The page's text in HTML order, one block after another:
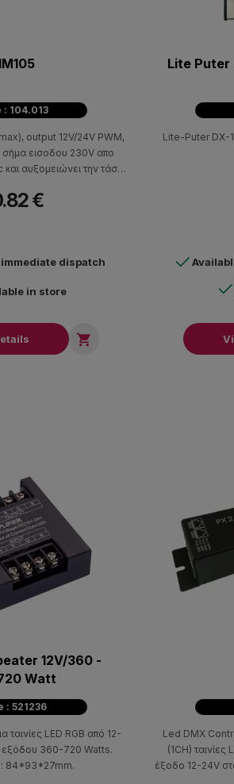
: 104.013
output 12V/24V PWM,
σήμα εισοδου 230V απο
και αυξομειώνει την τάση
κοινούς ντιμαριζόμενους
15Α.
€
dispatch
in store

Lite Puter
Lite-Puter DX-
12V/360 -
Watt
: 521236
LED RGB από 12-
εξόδου 360-720 Watts.
Διαστάσεις: 84*93*27mm.
Led DMX
(1CH) ταινίες
έξοδο 12-24V